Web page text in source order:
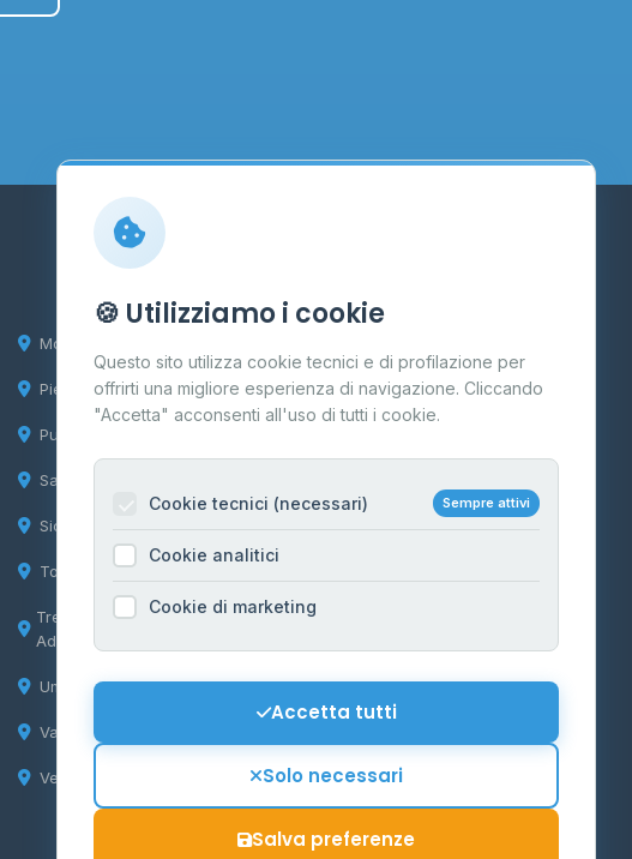
Molise
Piemonte
Puglia
Sardegna
Sicilia
Toscana
Trentino-Alto
Adige
Umbria
Valle d'Aosta
Veneto
Contatti
Per gestori
Informazioni legali
Privacy Policy
Cookie Policy
Mappa del sito
Contattaci
🍪 Utilizziamo i cookie
Questo sito utilizza cookie tecnici e di profilazione per
offrirti una migliore esperienza di navigazione. Cliccando
"Accetta" acconsenti all'uso di tutti i cookie.
Cookie tecnici (necessari) Sempre attivi
Cookie analitici
Cookie di marketing
Accetta tutti
Solo necessari
Salva preferenze